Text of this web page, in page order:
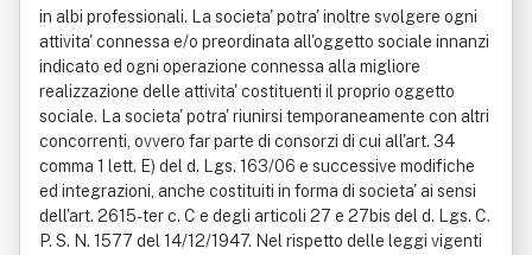
in albi professionali. La societa' potra' inoltre svolgere ogni
attivita' connessa e/o preordinata all'oggetto sociale innanzi
indicato ed ogni operazione connessa alla migliore
realizzazione delle attivita' costituenti il proprio oggetto
sociale. La societa' potra' riunirsi temporaneamente con altri
concorrenti, ovvero far parte di consorzi di cui all'art. 34
comma 1 lett. E) del d. Lgs. 163/06 e successive modifiche
ed integrazioni, anche costituiti in forma di societa' ai sensi
dell'art. 2615-ter c. C e degli articoli 27 e 27bis del d. Lgs. C.
P. S. N. 1577 del 14/12/1947. Nel rispetto delle leggi vigenti